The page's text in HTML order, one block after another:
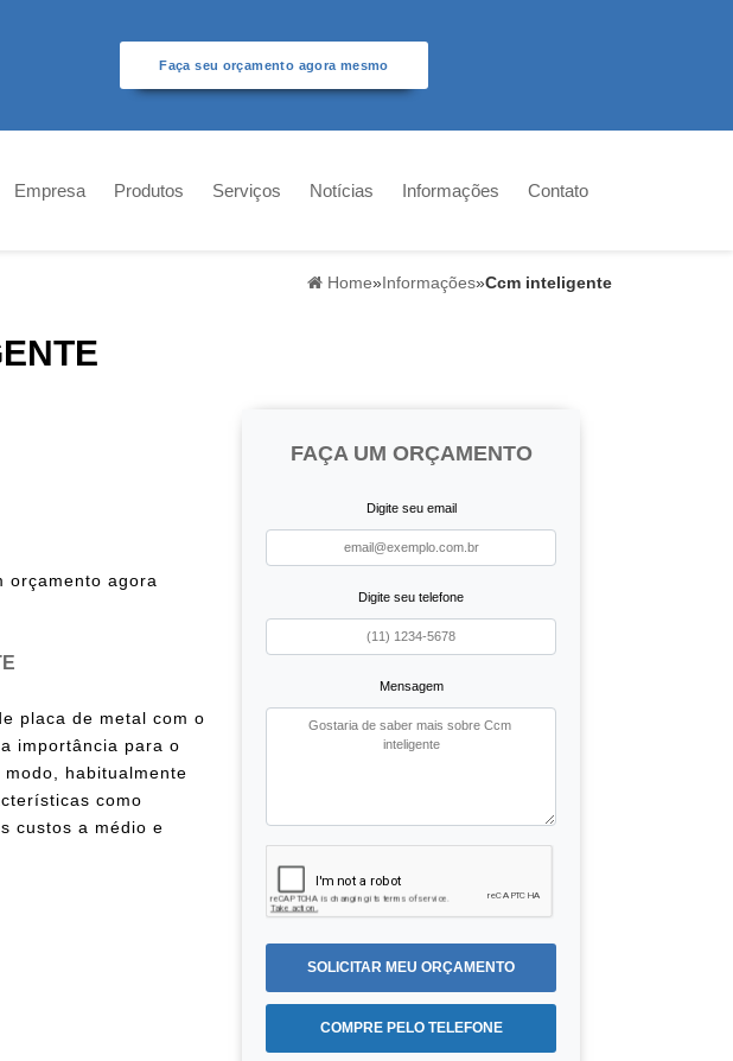
Faça seu orçamento agora mesmo
Empresa Produtos Serviços Notícias Informações Contato
Home»Informações»Ccm inteligente
orçamento agora
placa de metal com o
importância para o
habitualmente
como
custos a médio e
FAÇA UM ORÇAMENTO
Digite seu email
Digite seu telefone
Mensagem
SOLICITAR MEU ORÇAMENTO
COMPRE PELO TELEFONE